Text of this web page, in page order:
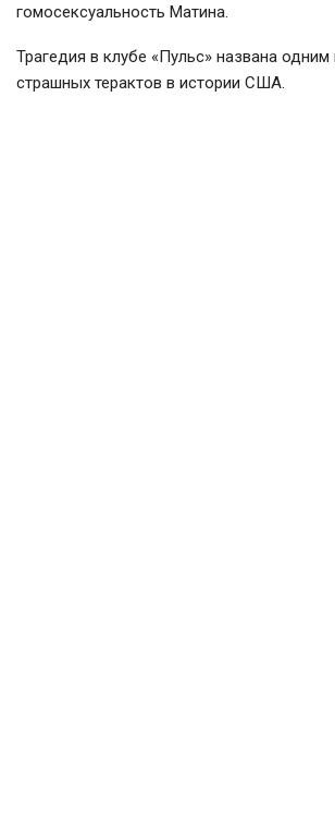
гомосексуальность Матина.
Трагедия в клубе «Пульс» названа
страшных терактов в истории США.